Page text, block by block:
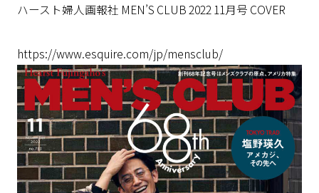
ハースト婦人画報社 MEN’S CLUB 2022 11月号 COVER
https://www.esquire.com/jp/mensclub/